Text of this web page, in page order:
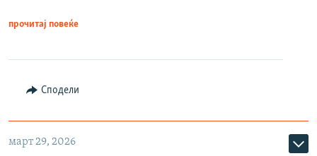
прочитај повеќе
Сподели
март 29, 2026